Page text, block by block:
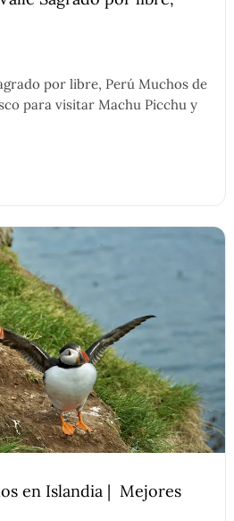
por libre, Perú Muchos de
para visitar Machu Picchu y
en Islandia | Mejores